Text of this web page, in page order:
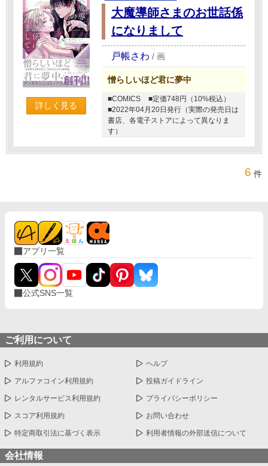
詳しく見る
大魔導師さまのお世話係
になりまして
戸帳さわ / 画
憎らしいほど君に夢中
■COMICS
■定価748円（10%税込）
■2022年04月20日発行（実際の発売日は
書店、各電子ストアによって異なりま
す）
6 件
アプリ一覧
公式SNS一覧
ご利用について
利用規約 ヘルプ
アルファコイン利用規約 投稿ガイドライン
レンタルサービス利用規約 プライバシーポリシー
スコア利用規約 お問い合わせ
特定商取引法に基づく表示 利用者情報の外部送信について
会社情報